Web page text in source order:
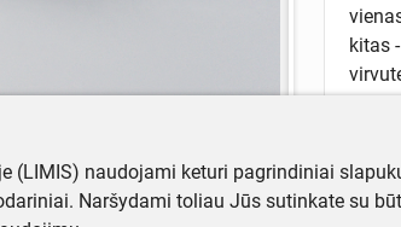
kitas
(LIMIS) naudojami keturi pagrindiniai
Naršydami toliau Jūs sutinkate su